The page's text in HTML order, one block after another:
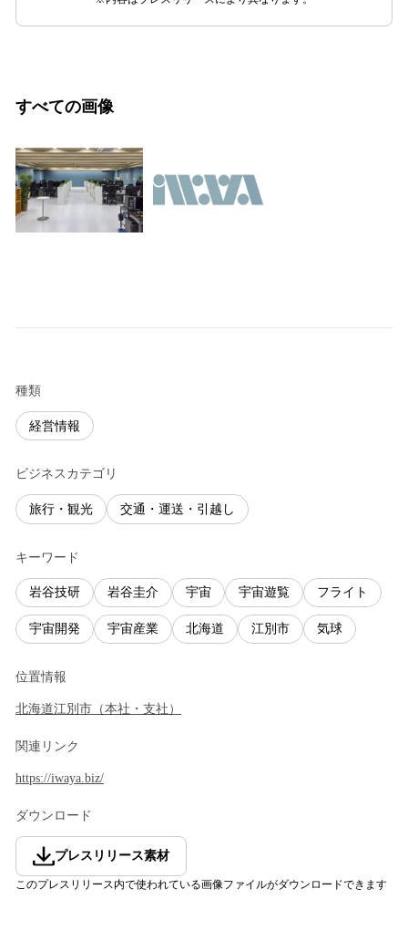
すべての画像
種類
経営情報
ビジネスカテゴリ
旅行・観光 交通・運送・引越し
キーワード
岩谷技研 岩谷圭介 宇宙 宇宙遊覧 フライト
宇宙開発 宇宙産業 北海道 江別市 気球
位置情報
北海道江別市 （本社・支社 ）
関連リンク
https://iwaya.biz/
ダウンロード
プレスリリース素材
このプレスリリース内で使われている画像ファイルがダウンロードできます